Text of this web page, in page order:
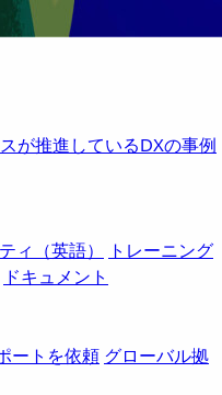
が推進しているDXの事例
ィ（英語）
トレーニング
ドキュメント
ートを依頼 グローバル拠